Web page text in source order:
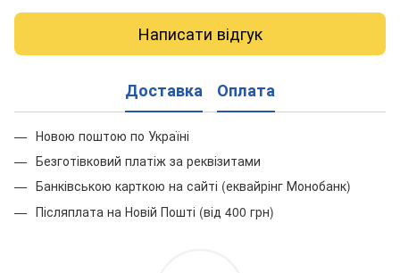
Написати відгук
Доставка Оплата
Новою поштою по Україні
Безготівковий платіж за реквізитами
Банківською карткою на сайті (еквайрінг Монобанк)
Післяплата на Новій Пошті (від 400 грн)